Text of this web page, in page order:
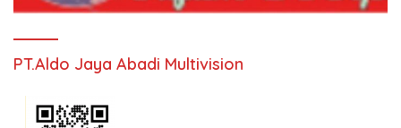
PT.Aldo Jaya Abadi Multivision